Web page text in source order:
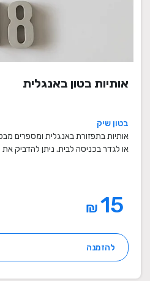
אותיות בטון באנגלית
בטון שיק
אותיות בתפזורת באנגלית ומספרים
או לגדר בכניסה לבית. ניתן להדביק את
₪
להזמנה